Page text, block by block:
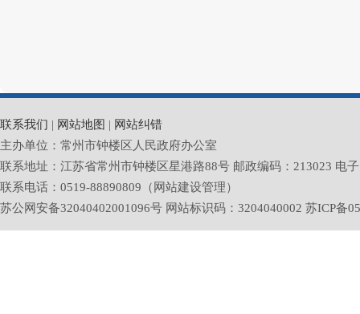
联系我们 | 网站地图 | 网站纠错
主办单位：常州市钟楼区人民政府办公室
联系地址：江苏省常州市钟楼区星港路88号 邮政编码：213023 电
联系电话：0519-88890809（网站建设管理）
苏公网安备32040402001096号 网站标识码：3204040002 苏ICP备